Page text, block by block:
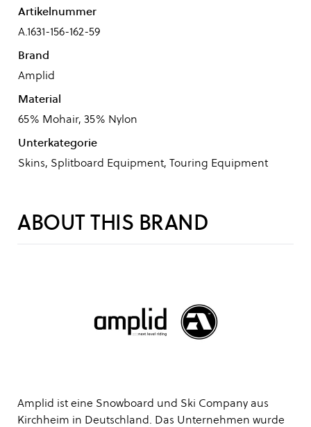
Artikelnummer
A.1631-156-162-59
Brand
Amplid
Material
65% Mohair, 35% Nylon
Unterkategorie
Skins, Splitboard Equipment, Touring Equipment
ABOUT THIS BRAND
Amplid ist eine Snowboard und Ski Company aus
Kirchheim in Deutschland. Das Unternehmen wurde